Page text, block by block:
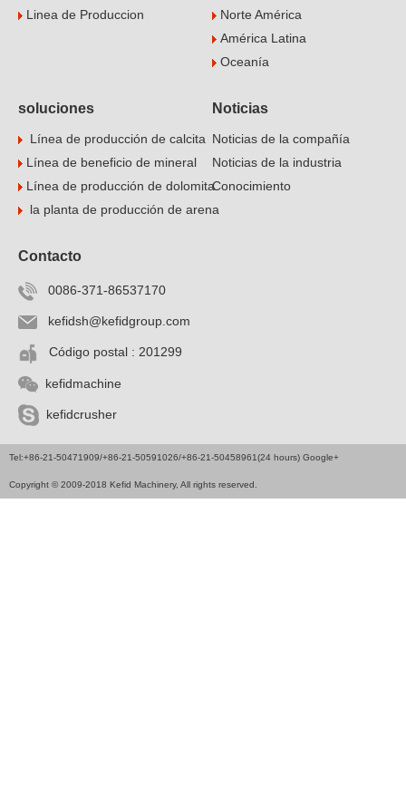
Linea de Produccion
Norte América
América Latina
Oceanía
soluciones
Línea de producción de calcita
Línea de beneficio de mineral
Línea de producción de dolomita
la planta de producción de arena
Noticias
Noticias de la compañía
Noticias de la industria
Conocimiento
Contacto
0086-371-86537170
kefidsh@kefidgroup.com
Código postal : 201299
kefidmachine
kefidcrusher
Tel:+86-21-50471909/+86-21-50591026/+86-21-50458961(24 hours) Google+
Copyright © 2009-2018 Kefid Machinery, All rights reserved.